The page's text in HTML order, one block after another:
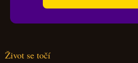
Život se točí